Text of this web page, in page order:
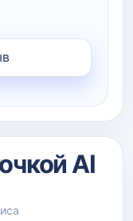
AI